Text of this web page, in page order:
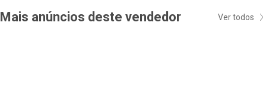
Mais anúncios deste vendedor Ver todos